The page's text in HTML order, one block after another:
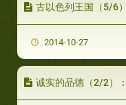
古以色列王国（5/6
2014-10-27
诚实的品德（2/2）